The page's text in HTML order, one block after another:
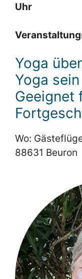
Uhr
Yoga
Yoga sein
Geeignet
Wo:
88631 Beuron